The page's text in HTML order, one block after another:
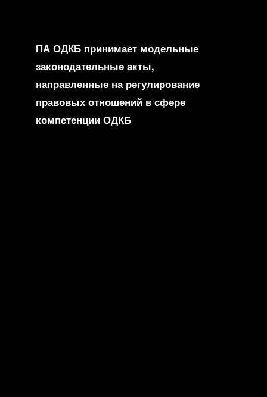
ПА ОДКБ принимает модельные
законодательные акты,
направленные на регулирование
правовых отношений в сфере
компетенции ОДКБ